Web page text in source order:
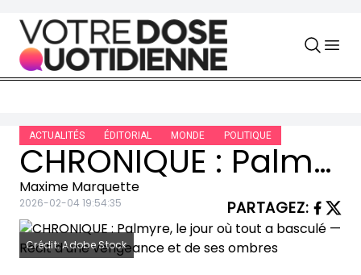
Skip to content
ACTUALITÉS ÉDITORIAL MONDE POLITIQUE
CHRONIQUE : Palmyre, le jour où tout a basculé — Récit d’une vengeance et de ses ombres
Maxime Marquette
2026-02-04 19:54:35 PARTAGEZ:
Crédit: Adobe Stock